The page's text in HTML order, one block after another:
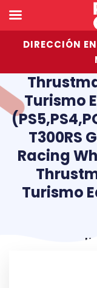
DIRECCIÓN
Turismo
T300RS
Racing
Turismo